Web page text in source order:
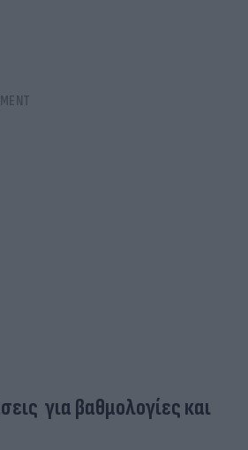
για βαθμολογίες και